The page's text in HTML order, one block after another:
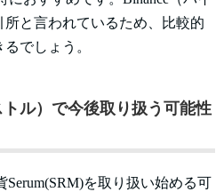
と言われているため、比較的
でしょう。
ル）で今後取り扱う可能性
Serum(SRM)を取り扱い始める可